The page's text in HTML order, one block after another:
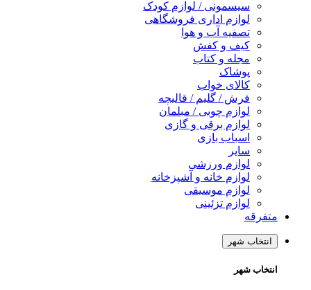
سیسمونی / لوازم کودک
لوازم اداری فروشگاهی
تصفیه آب و هوا
کیف و کفش
مجله و کتاب
پوشاک
کالای خواب
فرش / گلیم / قالیچه
لوازم چوبی / مبلمان
لوازم برقی و گازی
اسباب بازی
سایر
لوازم ورزشی
لوازم خانه و آشپزخانه
لوازم موسیقی
لوازم تزئینی
متفرقه
انتخاب شهر
انتخاب شهر